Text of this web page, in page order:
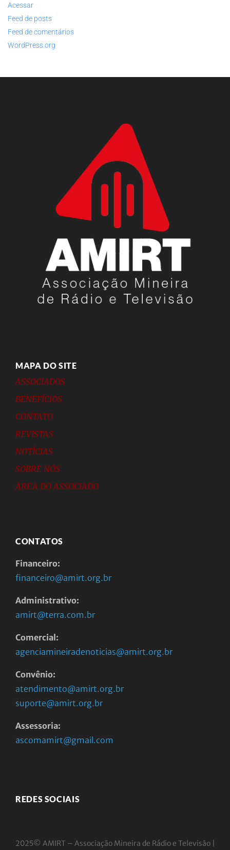
Acessar
Feed de posts
Feed de comentários
WordPress.org
MAPA DO SITE
ASSOCIADOS
BENEFÍCIOS
CONTATO
REVISTAS
NOTÍCIAS
SOBRE NÓS
ÁREA DO ASSOCIADO
CONTATOS
Financeiro:
financeiro@amirt.org.br
Administrativo:
amirt@terra.com.br
Comercial:
agenciamineiradenoticias@amirt.org.br
Convênio:
atendimento@amirt.org.br
suporte@amirt.org.br
Assessoria:
ascomamirt@gmail.com
REDES SOCIAIS
2025© AMIRT – Associação Mineira de Rádio e Televisão |